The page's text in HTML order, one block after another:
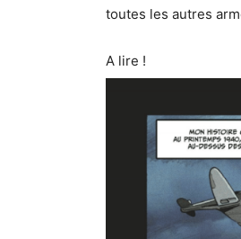
toutes les autres
A lire !